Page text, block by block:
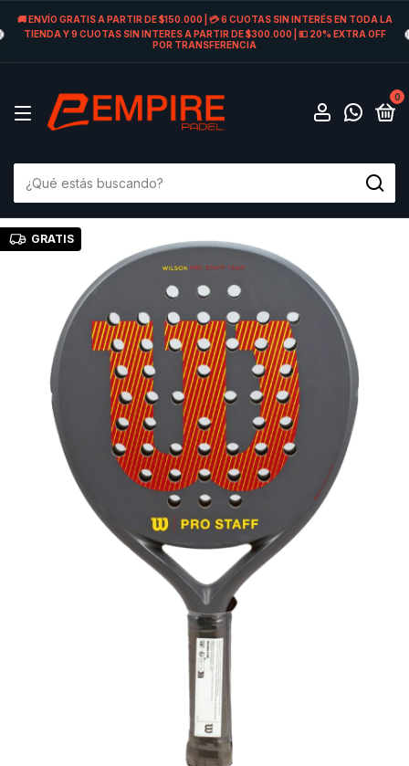
🚚 ENVÍO GRATIS A PARTIR DE $150.000 | 💳 6 CUOTAS SIN INTERÉS EN TODA LA
TIENDA Y 9 CUOTAS SIN INTERES A PARTIR DE $300.000 | 💵 20% EXTRA OFF
POR TRANSFERENCIA
0
GRATIS